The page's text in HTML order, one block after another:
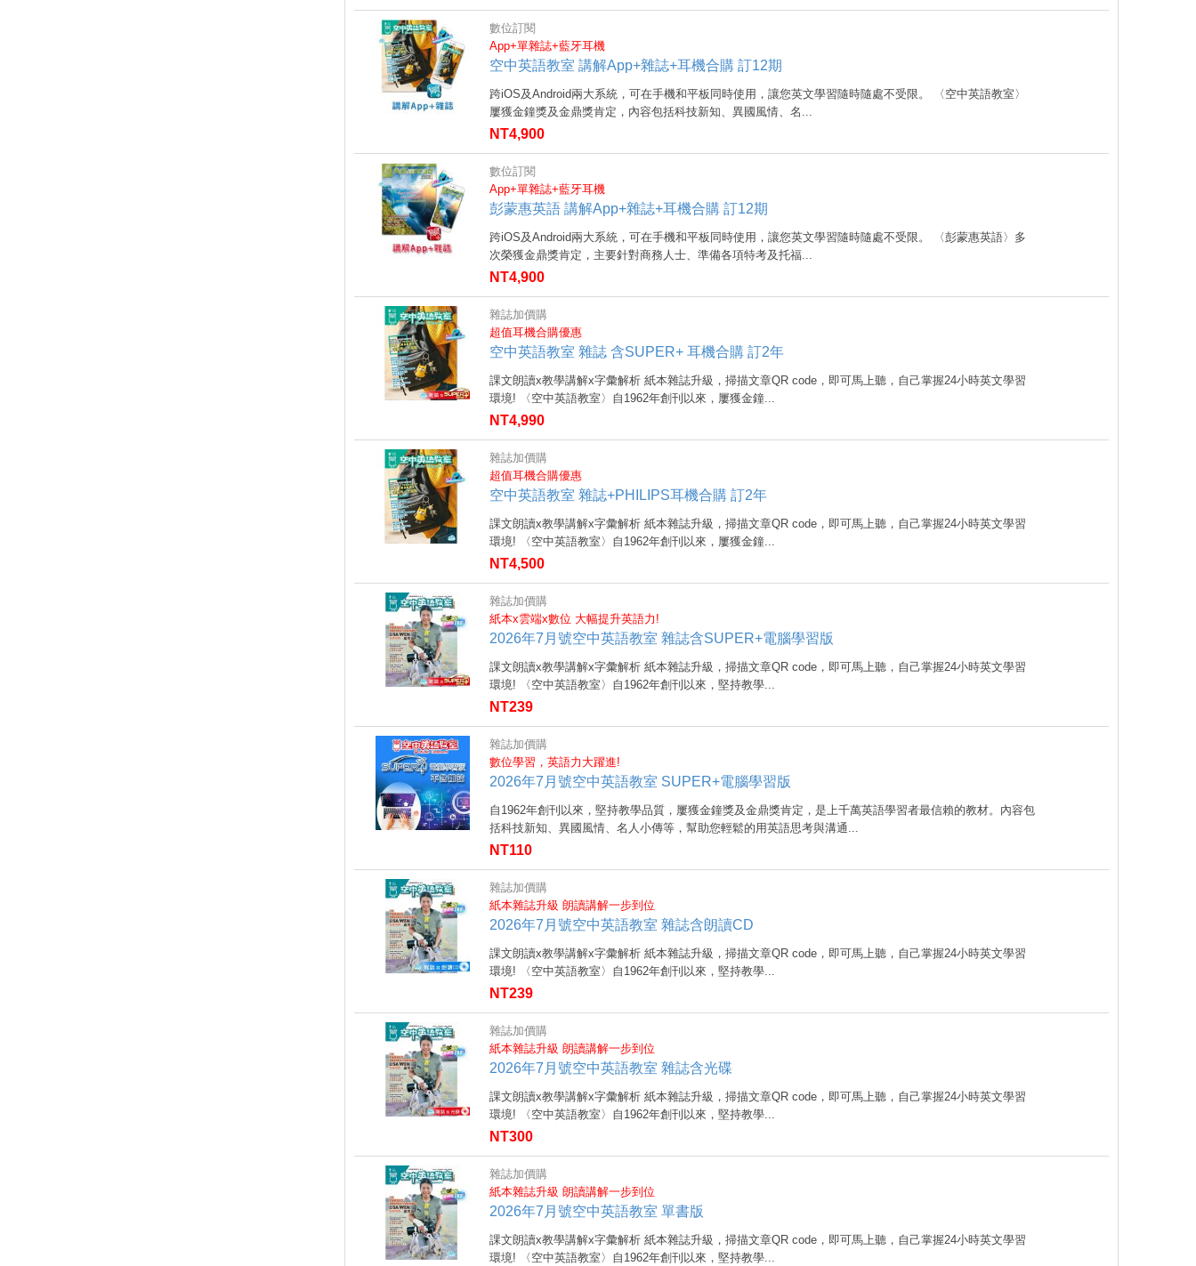
數位訂閱
App+單雜誌+藍牙耳機
空中英語教室 講解App+雜誌+耳機合購 訂12期
跨iOS及Android兩大系統，可在手機和平板同時使用，讓您英文學習隨時隨處不受限。 〈空中英語教室〉
屢獲金鐘獎及金鼎獎肯定，內容包括科技新知、異國風情、名...
NT4,900
數位訂閱
App+單雜誌+藍牙耳機
彭蒙惠英語 講解App+雜誌+耳機合購 訂12期
跨iOS及Android兩大系統，可在手機和平板同時使用，讓您英文學習隨時隨處不受限。 〈彭蒙惠英語〉多
次榮獲金鼎獎肯定，主要針對商務人士、準備各項特考及托福...
NT4,900
雜誌加價購
超值耳機合購優惠
空中英語教室 雜誌 含SUPER+ 耳機合購 訂2年
課文朗讀x教學講解x字彙解析 紙本雜誌升級，掃描文章QR code，即可馬上聽，自己掌握24小時英文學習
環境! 〈空中英語教室〉自1962年創刊以來，屢獲金鐘...
NT4,990
雜誌加價購
超值耳機合購優惠
空中英語教室 雜誌+PHILIPS耳機合購 訂2年
課文朗讀x教學講解x字彙解析 紙本雜誌升級，掃描文章QR code，即可馬上聽，自己掌握24小時英文學習
環境! 〈空中英語教室〉自1962年創刊以來，屢獲金鐘...
NT4,500
雜誌加價購
紙本x雲端x數位 大幅提升英語力!
2026年7月號空中英語教室 雜誌含SUPER+電腦學習版
課文朗讀x教學講解x字彙解析 紙本雜誌升級，掃描文章QR code，即可馬上聽，自己掌握24小時英文學習
環境! 〈空中英語教室〉自1962年創刊以來，堅持教學...
NT239
雜誌加價購
數位學習，英語力大躍進!
2026年7月號空中英語教室 SUPER+電腦學習版
自1962年創刊以來，堅持教學品質，屢獲金鐘獎及金鼎獎肯定，是上千萬英語學習者最信賴的教材。內容包
括科技新知、異國風情、名人小傳等，幫助您輕鬆的用英語思考與溝通...
NT110
雜誌加價購
紙本雜誌升級 朗讀講解一步到位
2026年7月號空中英語教室 雜誌含朗讀CD
課文朗讀x教學講解x字彙解析 紙本雜誌升級，掃描文章QR code，即可馬上聽，自己掌握24小時英文學習
環境! 〈空中英語教室〉自1962年創刊以來，堅持教學...
NT239
雜誌加價購
紙本雜誌升級 朗讀講解一步到位
2026年7月號空中英語教室 雜誌含光碟
課文朗讀x教學講解x字彙解析 紙本雜誌升級，掃描文章QR code，即可馬上聽，自己掌握24小時英文學習
環境! 〈空中英語教室〉自1962年創刊以來，堅持教學...
NT300
雜誌加價購
紙本雜誌升級 朗讀講解一步到位
2026年7月號空中英語教室 單書版
課文朗讀x教學講解x字彙解析 紙本雜誌升級，掃描文章QR code，即可馬上聽，自己掌握24小時英文學習
環境! 〈空中英語教室〉自1962年創刊以來，堅持教學...